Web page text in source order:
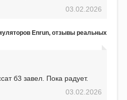
ни единой поломки,
он даже
модель.
03.02.2026
Enrun, отзывы реальных
б3 завел. Пока радует.
03.02.2026